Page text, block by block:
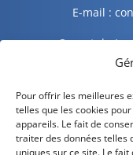
Pour offrir les meilleures
telles que les cookies
appareils. Le fait de
traiter des données telles
uniques sur ce site. Le
E-mail :
Ouvert du
Mentions légales